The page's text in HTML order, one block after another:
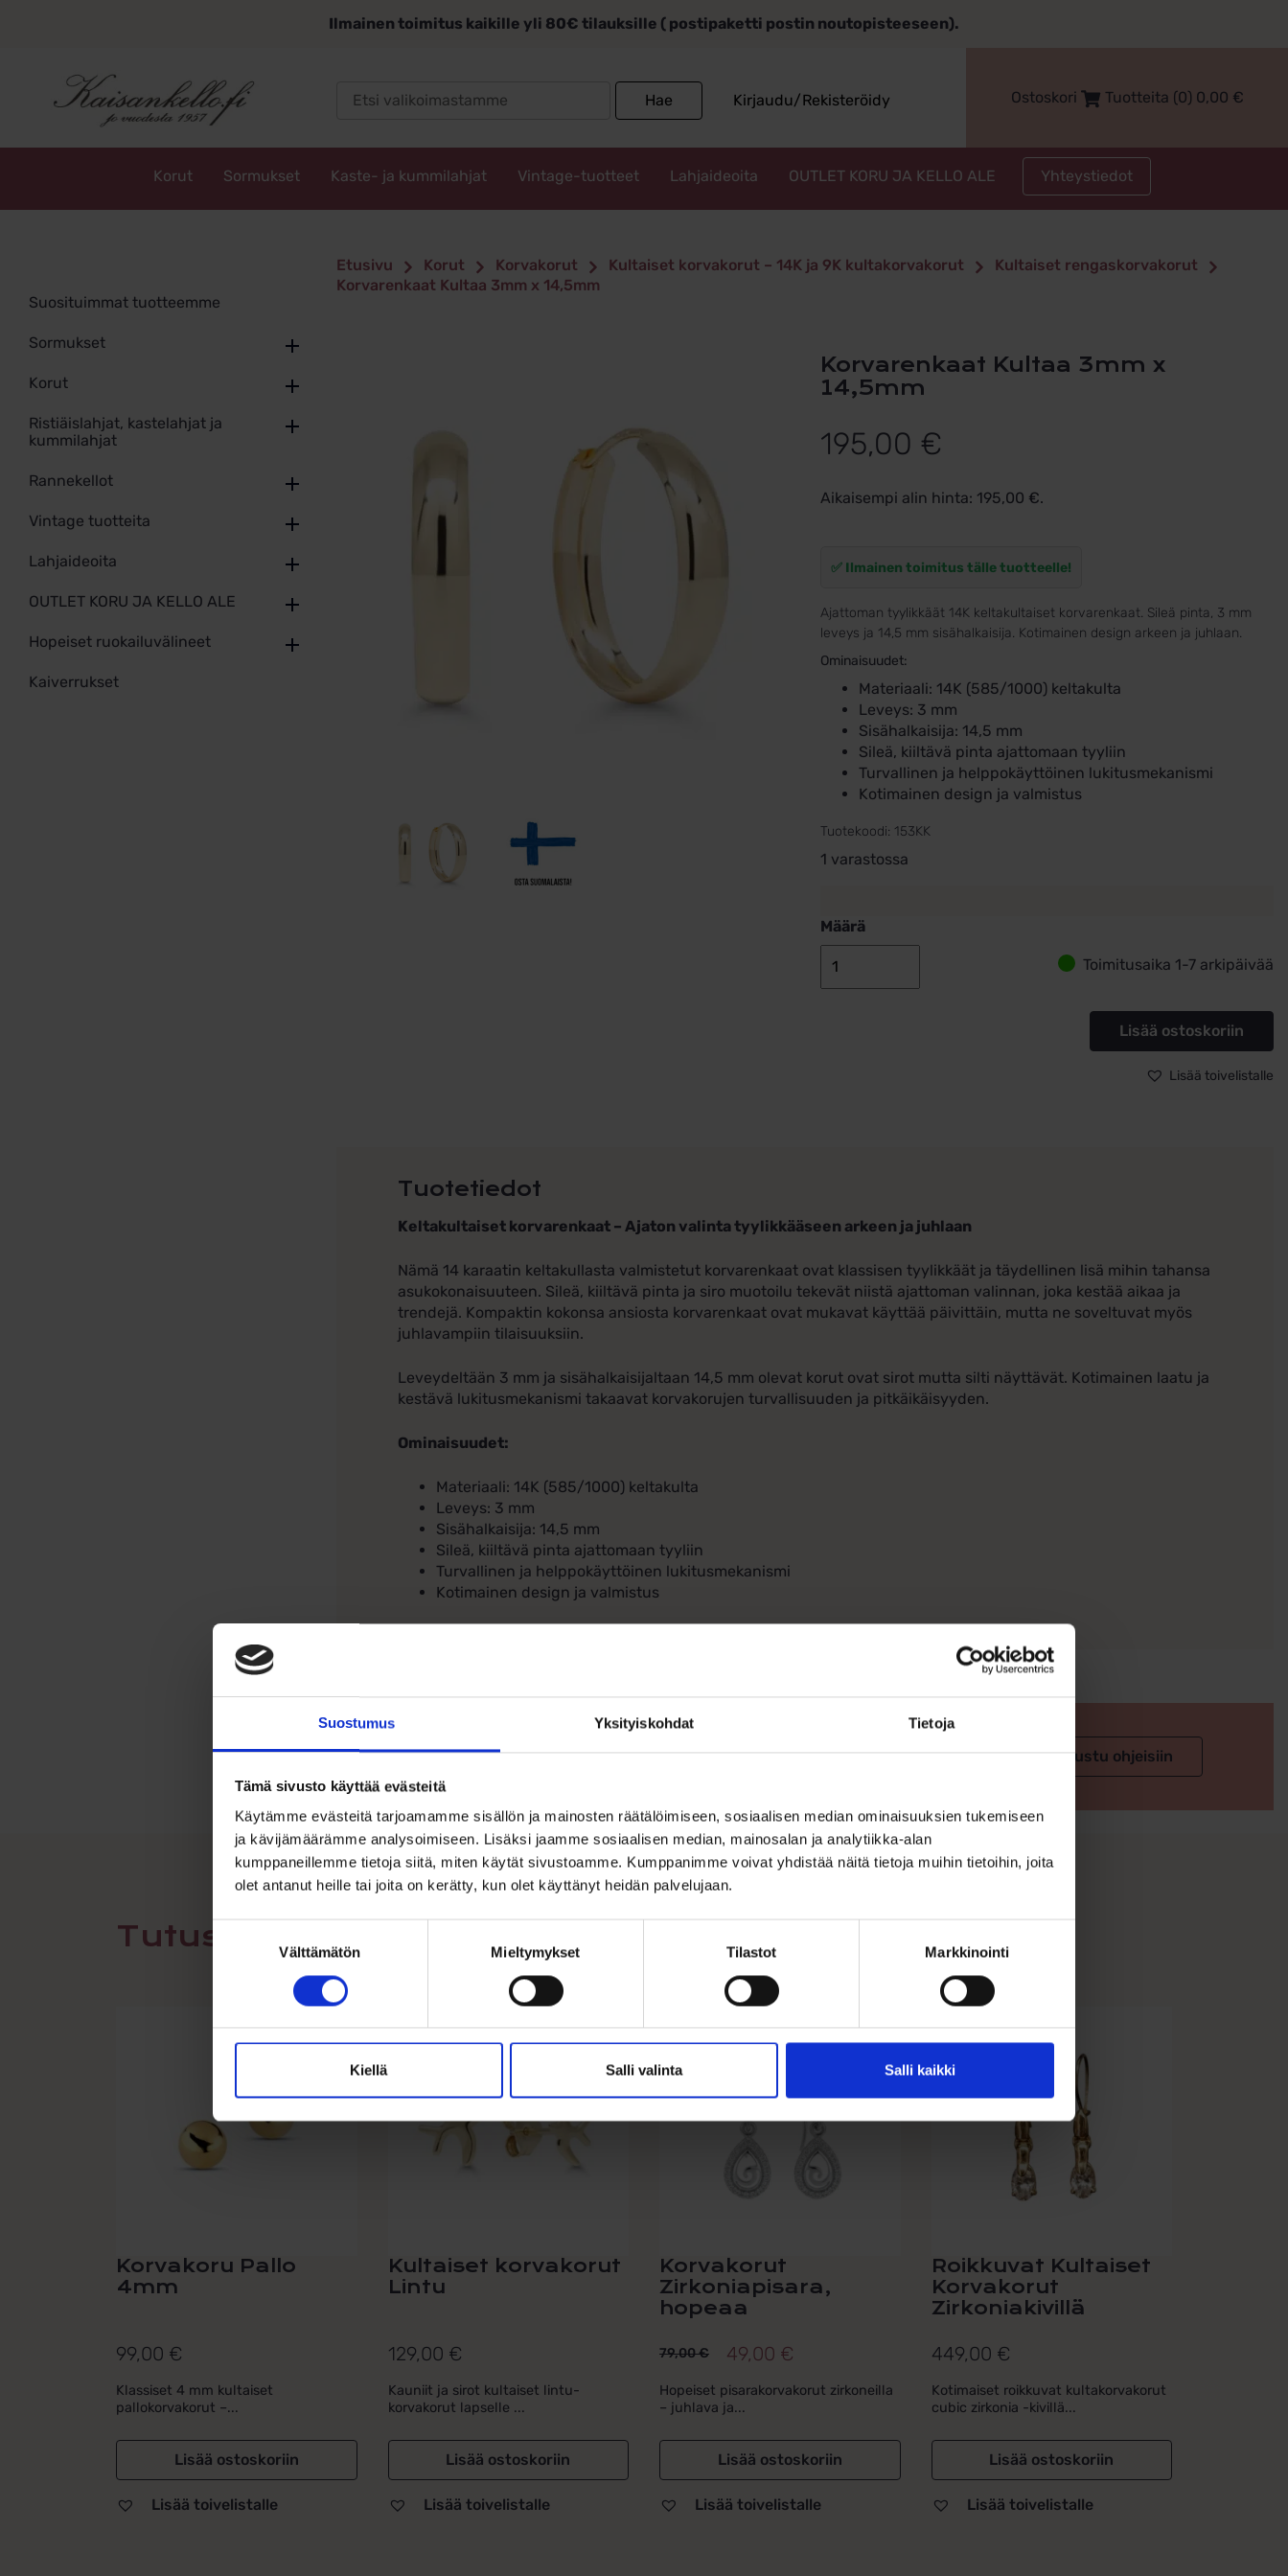
Suostumus Yksityiskohdat Tietoja
Tämä sivusto käyttää evästeitä
Käytämme evästeitä tarjoamamme sisällön ja mainosten räätälöimiseen, sosiaalisen median ominaisuuksien tukemiseen
ja kävijämäärämme analysoimiseen. Lisäksi jaamme sosiaalisen median, mainosalan ja analytiikka-alan
kumppaneillemme tietoja siitä, miten käytät sivustoamme. Kumppanimme voivat yhdistää näitä tietoja muihin tietoihin, joita
olet antanut heille tai joita on kerätty, kun olet käyttänyt heidän palvelujaan.
Suostumuksen
Välttämätön Mieltymykset Tilastot Markkinointi
Kiellä Salli valinta Salli kaikki
Ilmainen toimitus kaikille yli 80€ tilauksille ( postipaketti postin noutopisteeseen).
Hae Kirjaudu/Rekisteröidy Ostoskori Tuotteita (0) 0,00 €
Korut Sormukset Kaste- ja kummilahjat Vintage-tuotteet Lahjaideoita OUTLET KORU JA KELLO ALE Yhteystiedot
Suosituimmat tuotteemme
Sormukset
Korut
Ristiäislahjat, kastelahjat ja
kummilahjat
Rannekellot
Vintage tuotteita
Lahjaideoita
OUTLET KORU JA KELLO ALE
Hopeiset ruokailuvälineet
Kaiverrukset
Etusivu Korut Korvakorut Kultaiset korvakorut – 14K ja 9K kultakorvakorut
Kultaiset rengaskorvakorut
Korvarenkaat Kultaa 3mm x 14,5mm
Korvarenkaat Kultaa 3mm x
14,5mm
195,00 €
Aikaisempi alin hinta: 195,00 €.
✅ Ilmainen toimitus tälle tuotteelle!
Ajattoman tyylikkäät 14K keltakultaiset korvarenkaat. Sileä pinta, 3 mm
leveys ja 14,5 mm sisähalkaisija. Kotimainen design arkeen ja juhlaan.
Ominaisuudet:
Materiaali: 14K (585/1000) keltakulta
Leveys: 3 mm
Sisähalkaisija: 14,5 mm
Sileä, kiiltävä pinta ajattomaan tyyliin
Turvallinen ja helppokäyttöinen lukitusmekanismi
Kotimainen design ja valmistus
Tuotekoodi: 153KK
1 varastossa
Määrä
Toimitusaika 1-7 arkipäivää
Lisää ostoskoriin
Lisää toivelistalle
Tuotetiedot
Keltakultaiset korvarenkaat – Ajaton valinta tyylikkääseen arkeen ja juhlaan
Nämä 14 karaatin keltakullasta valmistetut korvarenkaat ovat klassisen tyylikkäät ja täydellinen lisä mihin tahansa
asukokonaisuuteen. Sileä, kiiltävä pinta ja siro muotoilu tekevät niistä ajattoman valinnan, joka kestää aikaa ja
trendejä. Kompaktin kokonsa ansiosta korvarenkaat ovat mukavat käyttää päivittäin, mutta ne soveltuvat myös
juhlavampiin tilaisuuksiin.
Leveydeltään 3 mm ja sisähalkaisijaltaan 14,5 mm olevat korut ovat sirot mutta silti näyttävät. Kotimainen laatu ja
kestävä lukitusmekanismi takaavat korvakorujen turvallisuuden ja pitkäikäisyyden.
Ominaisuudet:
Materiaali: 14K (585/1000) keltakulta
Leveys: 3 mm
Sisähalkaisija: 14,5 mm
Sileä, kiiltävä pinta ajattomaan tyyliin
Turvallinen ja helppokäyttöinen lukitusmekanismi
Kotimainen design ja valmistus
Ohjeita sormuksen tai korun koon valintaan Tutustu ohjeisiin
Tutustu myös
Korvakoru Pallo
4mm
99,00 €
Klassiset 4 mm kultaiset
pallokorvakorut –...
Lisää ostoskoriin
Lisää toivelistalle
Kultaiset korvakorut
Lintu
129,00 €
Kauniit ja sirot kultaiset lintu-
korvakorut lapselle ...
Lisää ostoskoriin
Lisää toivelistalle
Korvakorut
Zirkoniapisara,
hopeaa
79,00€
Alkuperäinen
hinta
oli:
79,00 €.
49,00 €
Nykyinen
hinta
on:
49,00 €.
Hopeiset pisarakorvakorut zirkoneilla
– juhlava ja...
Lisää ostoskoriin
Lisää toivelistalle
Roikkuvat Kultaiset
Korvakorut
Zirkoniakivillä
449,00 €
Kotimaiset roikkuvat kultakorvakorut
cubic zirkonia -kivillä...
Lisää ostoskoriin
Lisää toivelistalle